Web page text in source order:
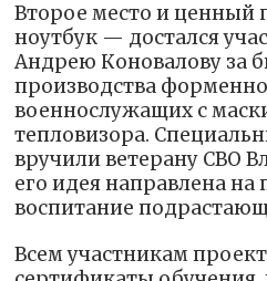
Второе место и
ноутбук — достался
Андрею Коновалову за
производства
военнослужащих с
тепловизора.
вручили ветерану СВО
его идея направлена на
воспитание
Всем участникам